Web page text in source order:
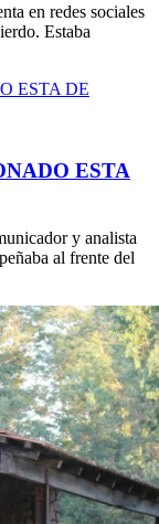
en redes sociales
Estaba
ESTA
y analista
al frente del